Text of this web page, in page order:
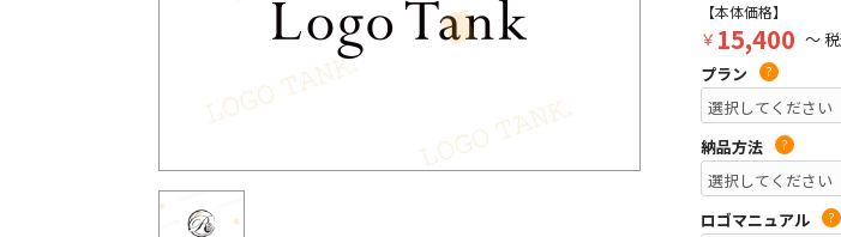
【本体価格】
￥ 15,400 ～
プラン
?
納品方法 ?
ロゴマニュアル ?